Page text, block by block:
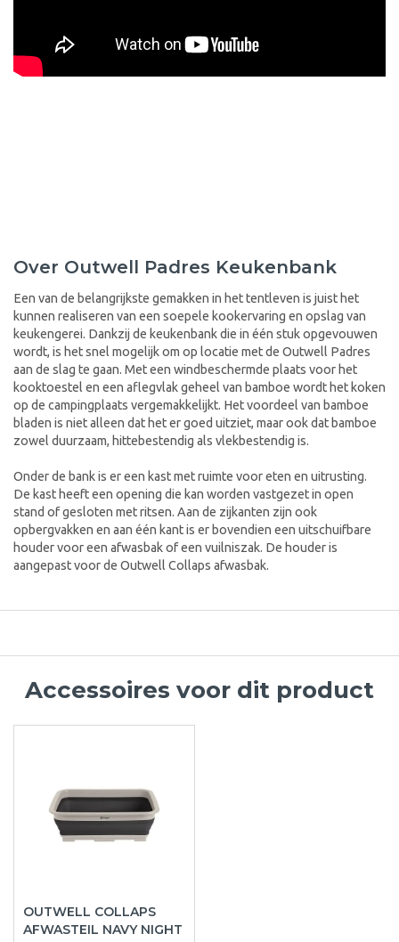
Over Outwell Padres Keukenbank
Een van de belangrijkste gemakken in het tentleven is juist het
kunnen realiseren van een soepele kookervaring en opslag van
keukengerei. Dankzij de keukenbank die in één stuk opgevouwen
wordt, is het snel mogelijk om op locatie met de Outwell Padres
aan de slag te gaan. Met een windbeschermde plaats voor het
kooktoestel en een aflegvlak geheel van bamboe wordt het koken
op de campingplaats vergemakkelijkt. Het voordeel van bamboe
bladen is niet alleen dat het er goed uitziet, maar ook dat bamboe
zowel duurzaam, hittebestendig als vlekbestendig is.
Onder de bank is er een kast met ruimte voor eten en uitrusting.
De kast heeft een opening die kan worden vastgezet in open
stand of gesloten met ritsen. Aan de zijkanten zijn ook
opbergvakken en aan één kant is er bovendien een uitschuifbare
houder voor een afwasbak of een vuilniszak. De houder is
aangepast voor de Outwell Collaps afwasbak.
Accessoires voor dit product
OUTWELL COLLAPS
AFWASTEIL NAVY NIGHT